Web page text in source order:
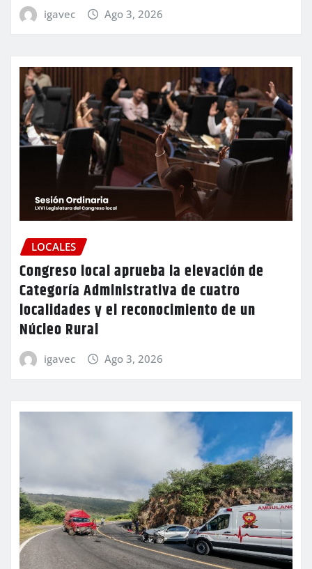
igavec Ago 3, 2026
LOCALES
Congreso local aprueba la elevación de
Categoría Administrativa de cuatro
localidades y el reconocimiento de un
Núcleo Rural
igavec Ago 3, 2026